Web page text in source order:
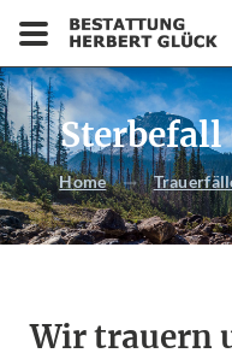
Sterbefall
Home
Wir trauern